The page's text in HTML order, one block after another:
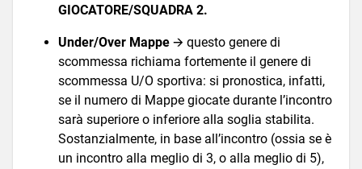
GIOCATORE/SQUADRA 2.
Under/Over Mappe 🡪 questo genere di
scommessa richiama fortemente il genere di
scommessa U/O sportiva: si pronostica, infatti,
se il numero di Mappe giocate durante l’incontro
sarà superiore o inferiore alla soglia stabilita.
Sostanzialmente, in base all’incontro (ossia se è
un incontro alla meglio di 3, o alla meglio di 5),